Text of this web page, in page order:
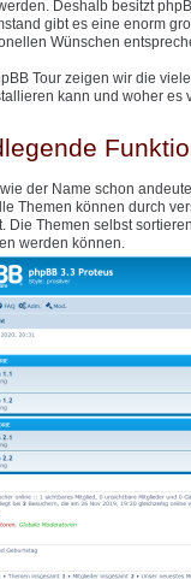
Deshalb besitzt
gibt es eine enorm
Wünschen
Tour zeigen wir die
kann und woher es
der Name schon
Themen können durch
Die Themen selbst
werden können.